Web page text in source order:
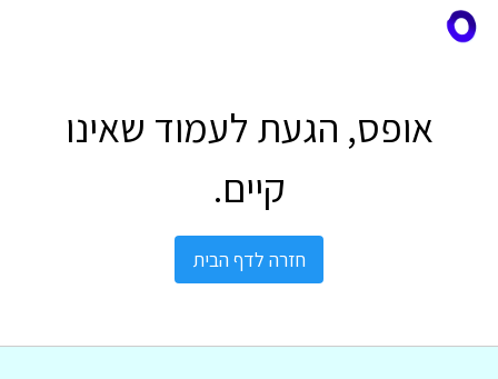
אופס, הגעת לעמוד שאינו
קיים.
חזרה לדף הבית